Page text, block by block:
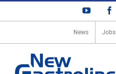
Zum
YouTube
News Jobs